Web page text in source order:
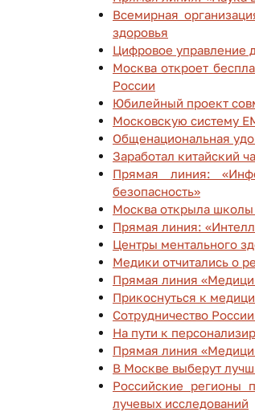
Всемирная
здоровья
Цифровое управление
Москва откроет
России
Юбилейный проект
Московскую систему
Общенациональная
Заработал китайский
Прямая линия:
безопасность»
Москва открыла школы
Прямая линия:
Центры ментального
Медики отчитались о
Прямая линия
Прикоснуться к
Сотрудничество
На пути к
Прямая линия
В Москве выберут
Российские регионы
лучевых исследований